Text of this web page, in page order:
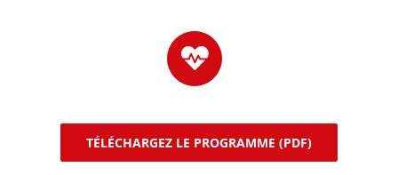
TÉLÉCHARGEZ LE PROGRAMME (PDF)